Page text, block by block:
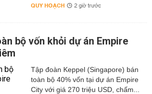
QUY HOẠCH 2 giờ trước
bộ vốn khỏi dự án Empire
Tập đoàn Keppel (Singapore) bán
toàn bộ 40% vốn tại dự án Empire
City với giá 270 triệu USD, chấm...